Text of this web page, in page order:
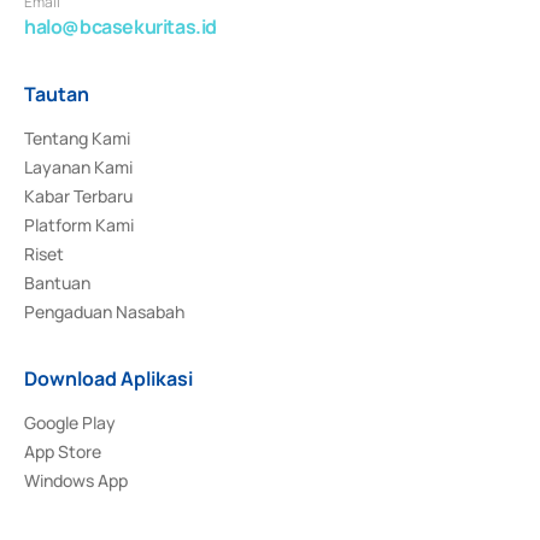
halo@bcasekuritas.id
Tautan
Tentang Kami
Layanan Kami
Kabar Terbaru
Platform Kami
Riset
Bantuan
Pengaduan Nasabah
Download Aplikasi
Google Play
App Store
Windows App